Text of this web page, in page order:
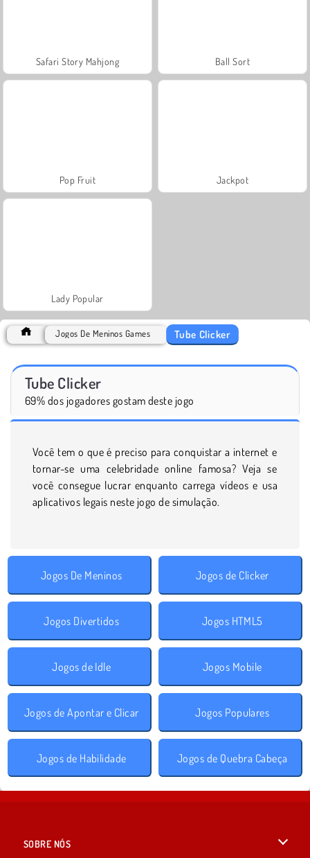
Safari Story Mahjong Ball Sort
Pop Fruit Jackpot
Lady Popular
Jogos De Meninos Games Tube Clicker
Tube Clicker
69% dos jogadores gostam deste jogo
Você tem o que é preciso para conquistar a internet e
tornar-se uma celebridade online famosa? Veja se
você consegue lucrar enquanto carrega vídeos e usa
aplicativos legais neste jogo de simulação.
Jogos De Meninos Jogos de Clicker
Jogos Divertidos Jogos HTML5
Jogos de Idle Jogos Mobile
Jogos de Apontar e Clicar Jogos Populares
Jogos de Habilidade Jogos de Quebra Cabeça
SOBRE NÓS